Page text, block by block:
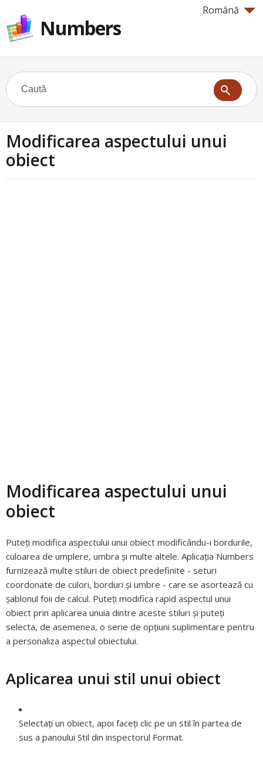
Română
Numbers
Modificarea aspectului unui
obiect
Modificarea aspectului unui
obiect
Puteți modifica aspectului unui obiect modificându-i bordurile,
culoarea de umplere, umbra și multe altele. Aplicația Numbers
furnizează multe stiluri de obiect predefinite - seturi
coordonate de culori, borduri și umbre - care se asortează cu
șablonul foii de calcul. Puteți modifica rapid aspectul unui
obiect prin aplicarea unuia dintre aceste stiluri și puteți
selecta, de asemenea, o serie de opțiuni suplimentare pentru
a personaliza aspectul obiectului.
Aplicarea unui stil unui obiect
Selectaţi un obiect, apoi faceţi clic pe un stil în partea de
sus a panoului Stil din inspectorul Format.